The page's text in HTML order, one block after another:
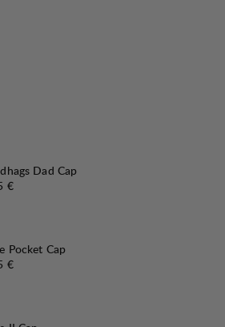
Dad Cap
€
Pocket Cap
€